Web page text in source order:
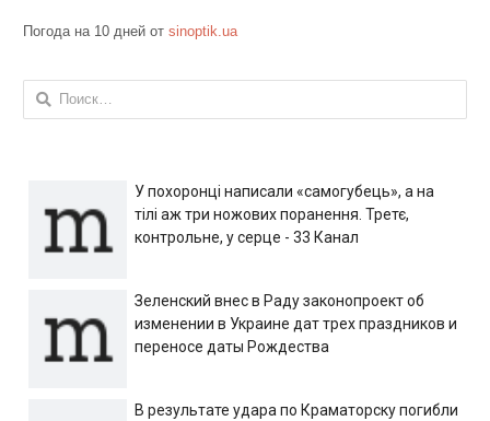
Погода на 10 дней от sinoptik.ua
Найти:
У похоронці написали «самогубець», а на
тілі аж три ножових поранення. Третє,
контрольне, у серце - 33 Канал
Зеленский внес в Раду законопроект об
изменении в Украине дат трех праздников и
переносе даты Рождества
В результате удара по Краматорску погибли